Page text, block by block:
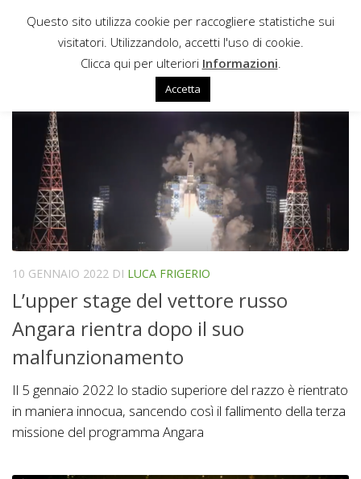
Sotto il contenuto
VOSTOČNYJ
10 GENNAIO 2022 DI LUCA FRIGERIO
L’upper stage del vettore russo
Angara rientra dopo il suo
malfunzionamento
Il 5 gennaio 2022 lo stadio superiore del razzo è rientrato
in maniera innocua, sancendo così il fallimento della terza
missione del programma Angara
Questo sito utilizza cookie per raccogliere statistiche sui
visitatori. Utilizzandolo, accetti l'uso di cookie.
Clicca qui per ulteriori Informazioni
Accetta